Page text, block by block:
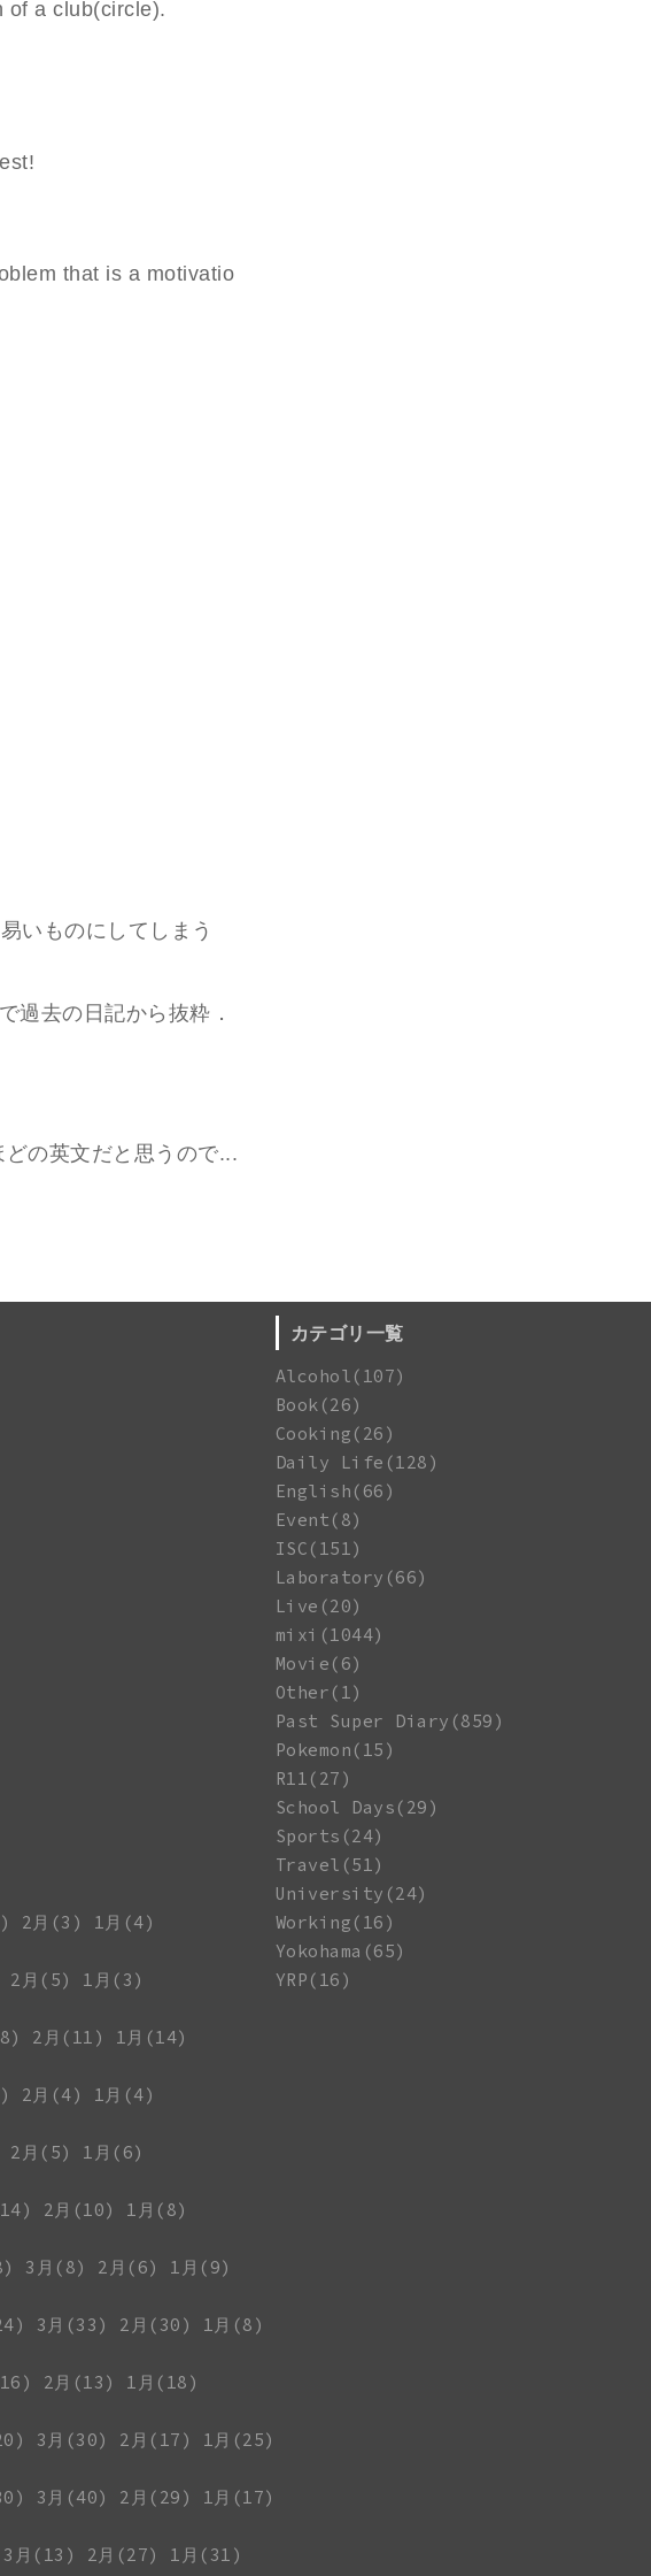
of a club(circle).
that is a motivatio
いものにしてしまう
過去の日記から抜粋．
の英文だと思うので...
2月(3)
1月(4)
2月(5)
1月(3)
2月(11)
1月(14)
2月(4)
1月(4)
2月(5)
1月(6)
2月(10)
1月(8)
3月(8) 2月(6)
1月(9)
3月(33) 2月(30)
1月(8)
2月(13)
1月(18)
3月(30) 2月(17)
1月(25)
3月(40) 2月(29)
1月(17)
3月(13) 2月(27)
1月(31)
カテゴリ一覧
Alcohol(107)
Book(26)
Cooking(26)
Daily Life(128)
English(66)
Event(8)
ISC(151)
Laboratory(66)
Live(20)
mixi(1044)
Movie(6)
Other(1)
Past Super Diary(859)
Pokemon(15)
R11(27)
School Days(29)
Sports(24)
Travel(51)
University(24)
Working(16)
Yokohama(65)
YRP(16)